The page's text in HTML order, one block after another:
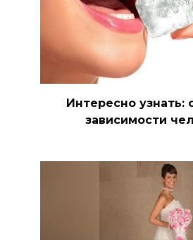
Интересно узнать:
зависимости